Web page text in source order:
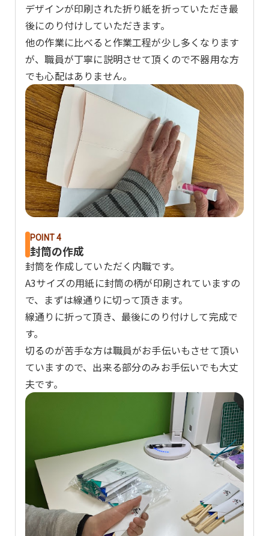
デザインが印刷された折り紙を折っていただき最
後にのり付けしていただきます。
他の作業に比べると作業工程が少し多くなります
が、職員が丁寧に説明させて頂くので不器用な方
でも心配はありません。
POINT 4
封筒の作成
封筒を作成していただく内職です。
A3サイズの用紙に封筒の柄が印刷されていますの
で、まずは線通りに切って頂きます。
線通りに折って頂き、最後にのり付けして完成で
す。
切るのが苦手な方は職員がお手伝いもさせて頂い
ていますので、出来る部分のみお手伝いでも大丈
夫です。